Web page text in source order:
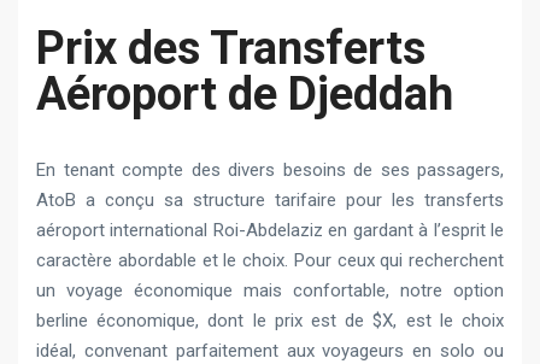
Prix des Transferts
Aéroport de Djeddah
En tenant compte des divers besoins de ses passagers,
AtoB a conçu sa structure tarifaire pour les transferts
aéroport international Roi-Abdelaziz en gardant à l’esprit le
caractère abordable et le choix. Pour ceux qui recherchent
un voyage économique mais confortable, notre option
berline économique, dont le prix est de $X, est le choix
idéal, convenant parfaitement aux voyageurs en solo ou